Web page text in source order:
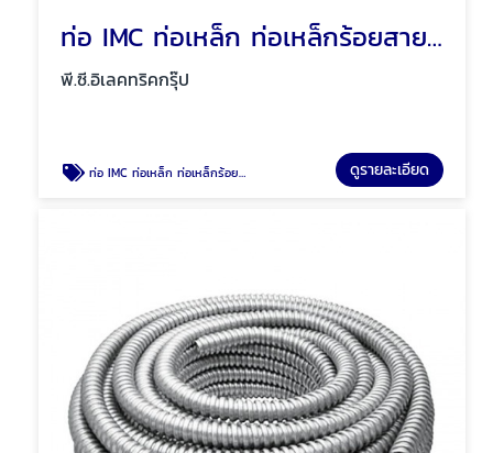
ท่อ IMC ท่อเหล็ก ท่อเหล็กร้อยสายไฟ พัทยา ชลบุรี
พี.ซี.อิเลคทริคกรุ๊ป
ท่อ IMC ท่อเหล็ก ท่อเหล็กร้อยสายไฟ พัทยา ชลบุรี ดูรายละเอียด